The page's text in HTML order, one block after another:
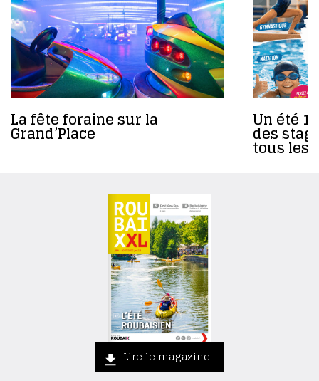
La fête foraine sur la
Grand’Place
Un été
des
tous les
Lire le magazine